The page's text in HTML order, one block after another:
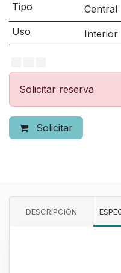
Tipo
Central
Uso
Interior
Solicitar reserva
Solicitar
DESCRIPCIÓN